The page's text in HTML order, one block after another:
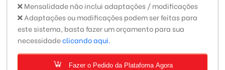
Mensalidade não inclui adaptações / modificações
Adaptações ou modificações podem ser feitas para
este sistema, basta fazer um orçamento para sua
necessidadeclicando aqui.
Fazer o Pedido da Platafoma Agora